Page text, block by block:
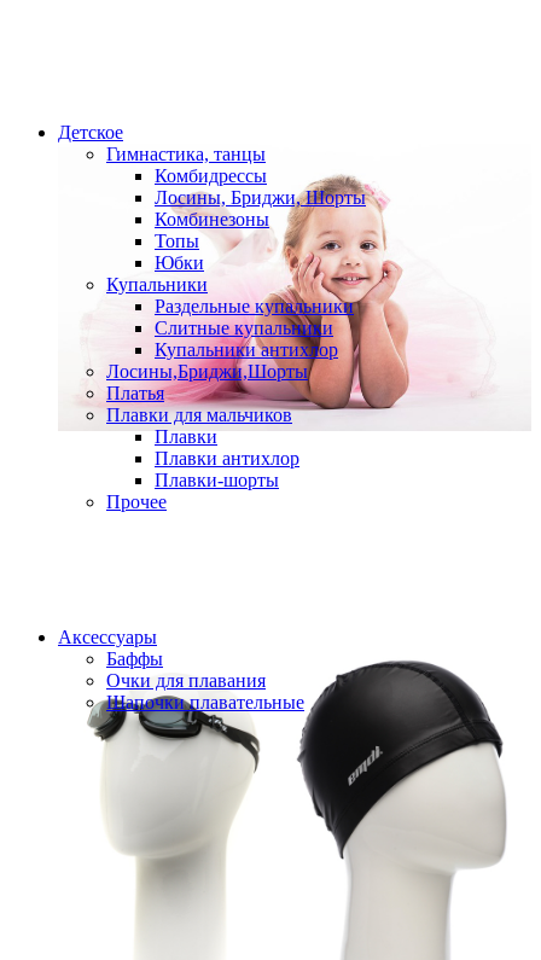
Детское
Гимнастика, танцы
Комбидрессы
Лосины, Бриджи, Шорты
Комбинезоны
Топы
Юбки
Купальники
Раздельные купальники
Слитные купальники
Купальники антихлор
Лосины,Бриджи,Шорты
Платья
Плавки для мальчиков
Плавки
Плавки антихлор
Плавки-шорты
Прочее
Аксессуары
Баффы
Очки для плавания
Шапочки плавательные